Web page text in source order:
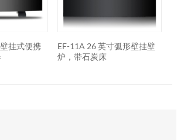
挂式便携
EF-11A 26 英寸弧形壁挂壁
炉，带石炭床